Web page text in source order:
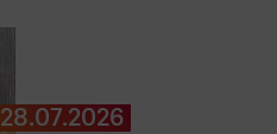
28.07.2026